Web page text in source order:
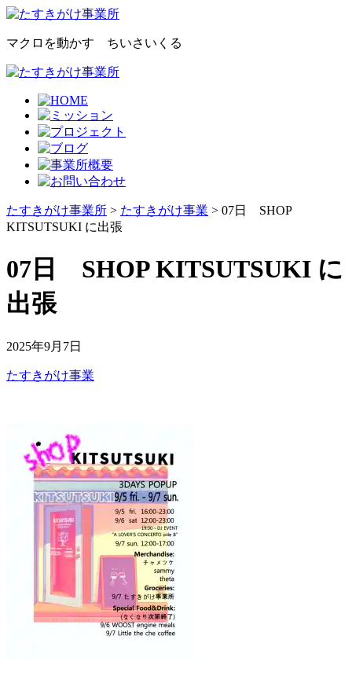
マクロを動かす ちいさいくる
たすきがけ事業所 > たすきがけ事業 > 07日 SHOP
KITSUTSUKI に出張
07日 SHOP KITSUTSUKI に
出張
2025年9月7日
たすきがけ事業